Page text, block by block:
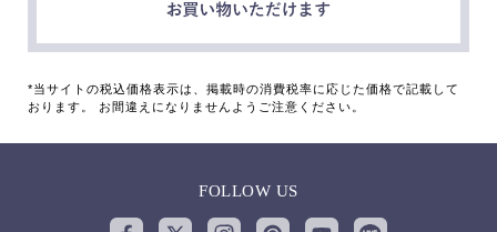
*当サイトの税込価格表示は、掲載時の消費税率に応じた価格で記載して
おります。 お間違えになりませんようご注意ください。
FOLLOW US